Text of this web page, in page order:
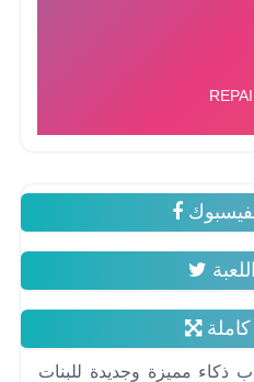
ذكاء مميزة وجديدة للبنات